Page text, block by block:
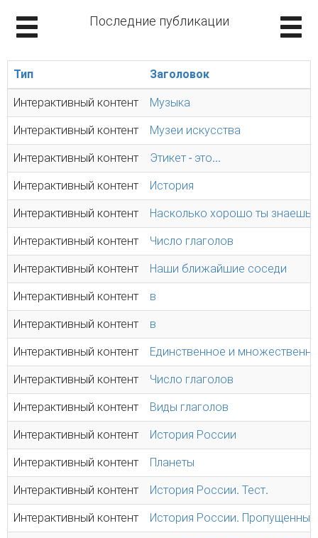
Последние публикации
Тип Заголовок
Интерактивный контент Музыка
Интерактивный контент Музеи искусства
Интерактивный контент Этикет - это...
Интерактивный контент История
Интерактивный контент Насколько хорошо ты знаешь
Интерактивный контент Число глаголов
Интерактивный контент Наши ближайшие соседи
Интерактивный контент в
Интерактивный контент в
Интерактивный контент Единственное и
Интерактивный контент Число глаголов
Интерактивный контент Виды глаголов
Интерактивный контент История России
Интерактивный контент Планеты
Интерактивный контент История России. Тест.
Интерактивный контент История России.